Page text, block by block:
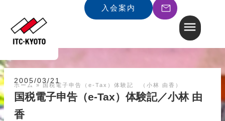
入会案内
ホーム » 国税電子申告（e-Tax）体験記 （小林 由香）
2005/03/21
国税電子申告（e-Tax）体験記／小林 由
香